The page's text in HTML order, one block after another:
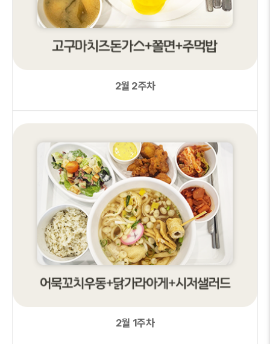
2월 2주차
2월 1주차